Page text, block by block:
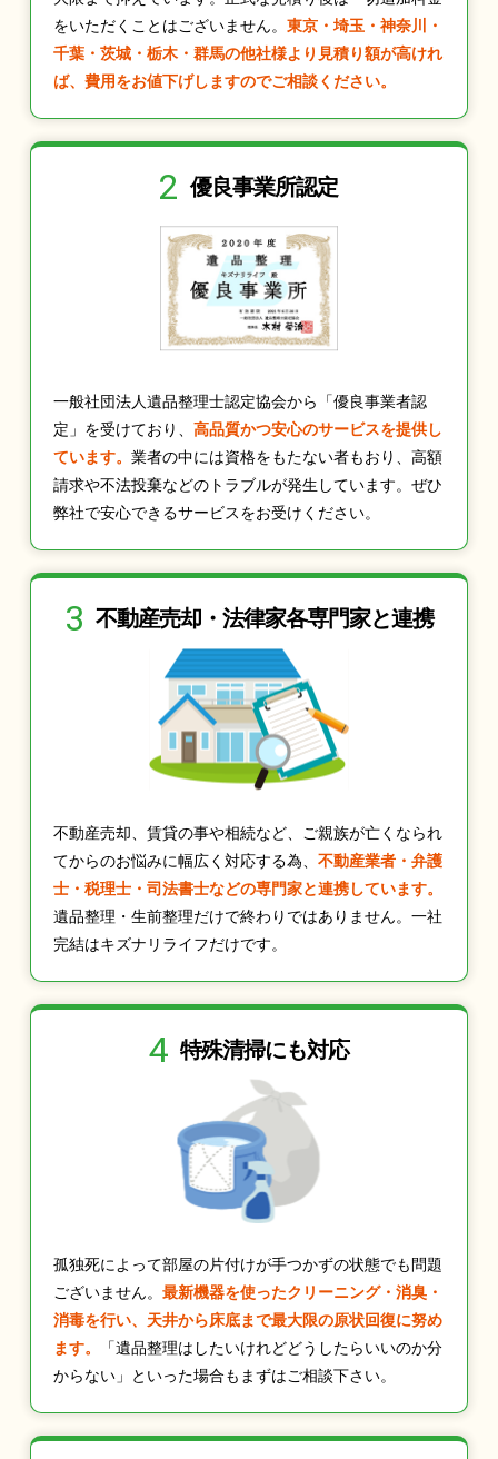
をいただくことはございません。 東京・埼玉・神奈川・
千葉・茨城・栃木・群馬の他社様より見積り額が高けれ
ば、費用をお値下げしますのでご相談ください。
2 優良事業所認定
一般社団法人遺品整理士認定協会から「優良事業者認
定」を受けており、 高品質かつ安心のサービスを提供し
ています。 業者の中には資格をもたない者もおり、高額
請求や不法投棄などのトラブルが発生しています。ぜひ
弊社で安心できるサービスをお受けください。
3 不動産売却・法律家各専門家と連携
不動産売却、賃貸の事や相続など、ご親族が亡くなられ
てからのお悩みに幅広く対応する為、 不動産業者・弁護
士・税理士・司法書士などの専門家と連携しています。
遺品整理・生前整理だけで終わりではありません。一社
完結はキズナリライフだけです。
4 特殊清掃にも対応
孤独死によって部屋の片付けが手つかずの状態でも問題
ございません。 最新機器を使ったクリーニング・消臭・
消毒を行い、天井から床底まで最大限の原状回復に努め
ます。
「遺品整理はしたいけれどどうしたらいいのか分
からない」といった場合もまずはご相談下さい。